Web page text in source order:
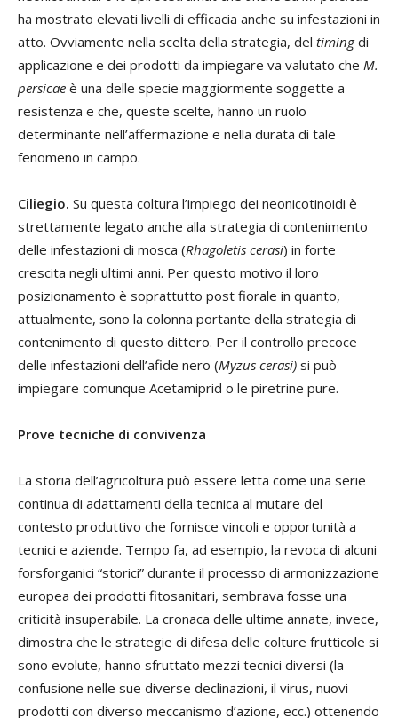
ha mostrato elevati livelli di efficacia anche su infestazioni in
atto. Ovviamente nella scelta della strategia, del timingdi
applicazione e dei prodotti da impiegare va valutato che M.
persicae è una delle specie maggiormente soggette a
resistenza e che, queste scelte, hanno un ruolo
determinante nell’affermazione e nella durata di tale
fenomeno in campo.
Ciliegio. Su questa coltura l’impiego dei neonicotinoidi è
strettamente legato anche alla strategia di contenimento
delle infestazioni di mosca (Rhagoletis cerasi) in forte
crescita negli ultimi anni. Per questo motivo il loro
posizionamento è soprattutto post fiorale in quanto,
attualmente, sono la colonna portante della strategia di
contenimento di questo dittero. Per il controllo precoce
delle infestazioni dell’afide nero (Myzus cerasi) si può
impiegare comunque Acetamiprid o le piretrine pure.
Prove tecniche di convivenza
La storia dell’agricoltura può essere letta come una serie
continua di adattamenti della tecnica al mutare del
contesto produttivo che fornisce vincoli e opportunità a
tecnici e aziende. Tempo fa, ad esempio, la revoca di alcuni
forsforganici “storici” durante il processo di armonizzazione
europea dei prodotti fitosanitari, sembrava fosse una
criticità insuperabile. La cronaca delle ultime annate, invece,
dimostra che le strategie di difesa delle colture frutticole si
sono evolute, hanno sfruttato mezzi tecnici diversi (la
confusione nelle sue diverse declinazioni, il virus, nuovi
prodotti con diverso meccanismo d’azione, ecc.) ottenendo